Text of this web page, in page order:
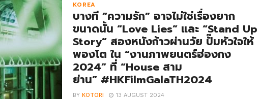
KOREA
บางที “ความรัก” อาจไม่ใช่เรื่องยาก
ขนาดนั้น “Love Lies” และ “Stand Up
Story” สองหนังก้าวผ่านวัย ปั๊มหัวใจให้
พองโต ใน “งานภาพยนตร์ฮ่องกง
2024” ที่ “House สาม
ย่าน” #HKFilmGalaTH2024
BYKOTORI 13 AUGUST 2024